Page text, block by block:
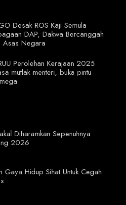
Desak ROS Kaji Semula
DAP, Dakwa Bercanggah
Asas Negara
Perolehan Kerajaan 2025
mutlak menteri, buka pintu
Diharamkan Sepenuhnya
2026
Gaya Hidup Sihat Untuk Cegah